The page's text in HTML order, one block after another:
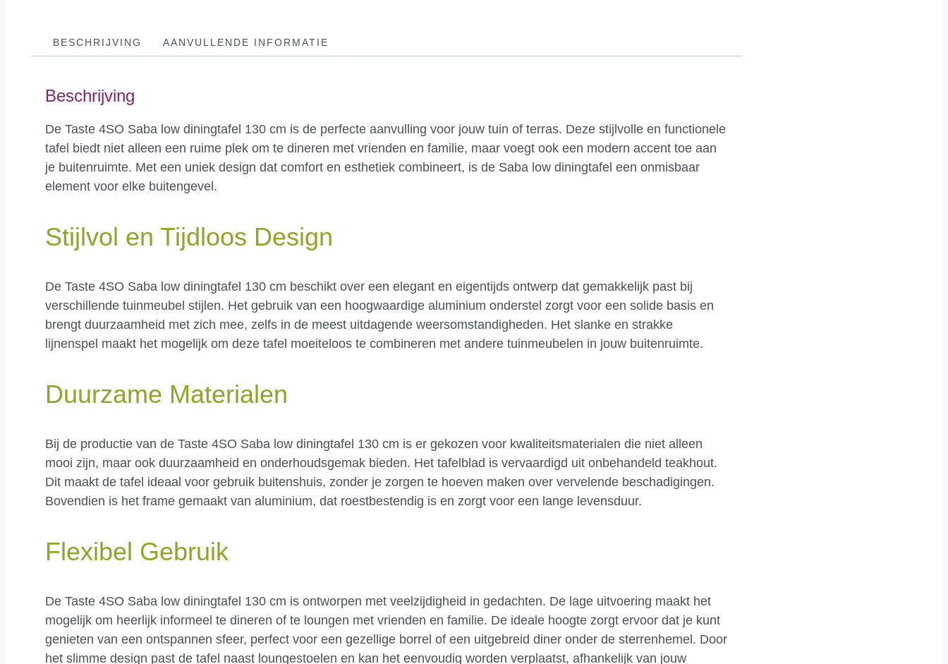
BESCHRIJVING AANVULLENDE INFORMATIE
Beschrijving
De Taste 4SO Saba low diningtafel 130 cm is de perfecte aanvulling voor jouw tuin of terras. Deze stijlvolle en functionele
tafel biedt niet alleen een ruime plek om te dineren met vrienden en familie, maar voegt ook een modern accent toe aan
je buitenruimte. Met een uniek design dat comfort en esthetiek combineert, is de Saba low diningtafel een onmisbaar
element voor elke buitengevel.
Stijlvol en Tijdloos Design
De Taste 4SO Saba low diningtafel 130 cm beschikt over een elegant en eigentijds ontwerp dat gemakkelijk past bij
verschillende tuinmeubel stijlen. Het gebruik van een hoogwaardige aluminium onderstel zorgt voor een solide basis en
brengt duurzaamheid met zich mee, zelfs in de meest uitdagende weersomstandigheden. Het slanke en strakke
lijnenspel maakt het mogelijk om deze tafel moeiteloos te combineren met andere tuinmeubelen in jouw buitenruimte.
Duurzame Materialen
Bij de productie van de Taste 4SO Saba low diningtafel 130 cm is er gekozen voor kwaliteitsmaterialen die niet alleen
mooi zijn, maar ook duurzaamheid en onderhoudsgemak bieden. Het tafelblad is vervaardigd uit onbehandeld teakhout.
Dit maakt de tafel ideaal voor gebruik buitenshuis, zonder je zorgen te hoeven maken over vervelende beschadigingen.
Bovendien is het frame gemaakt van aluminium, dat roestbestendig is en zorgt voor een lange levensduur.
Flexibel Gebruik
De Taste 4SO Saba low diningtafel 130 cm is ontworpen met veelzijdigheid in gedachten. De lage uitvoering maakt het
mogelijk om heerlijk informeel te dineren of te loungen met vrienden en familie. De ideale hoogte zorgt ervoor dat je kunt
genieten van een ontspannen sfeer, perfect voor een gezellige borrel of een uitgebreid diner onder de sterrenhemel. Door
het slimme design past de tafel naast loungestoelen en kan het eenvoudig worden verplaatst, afhankelijk van jouw